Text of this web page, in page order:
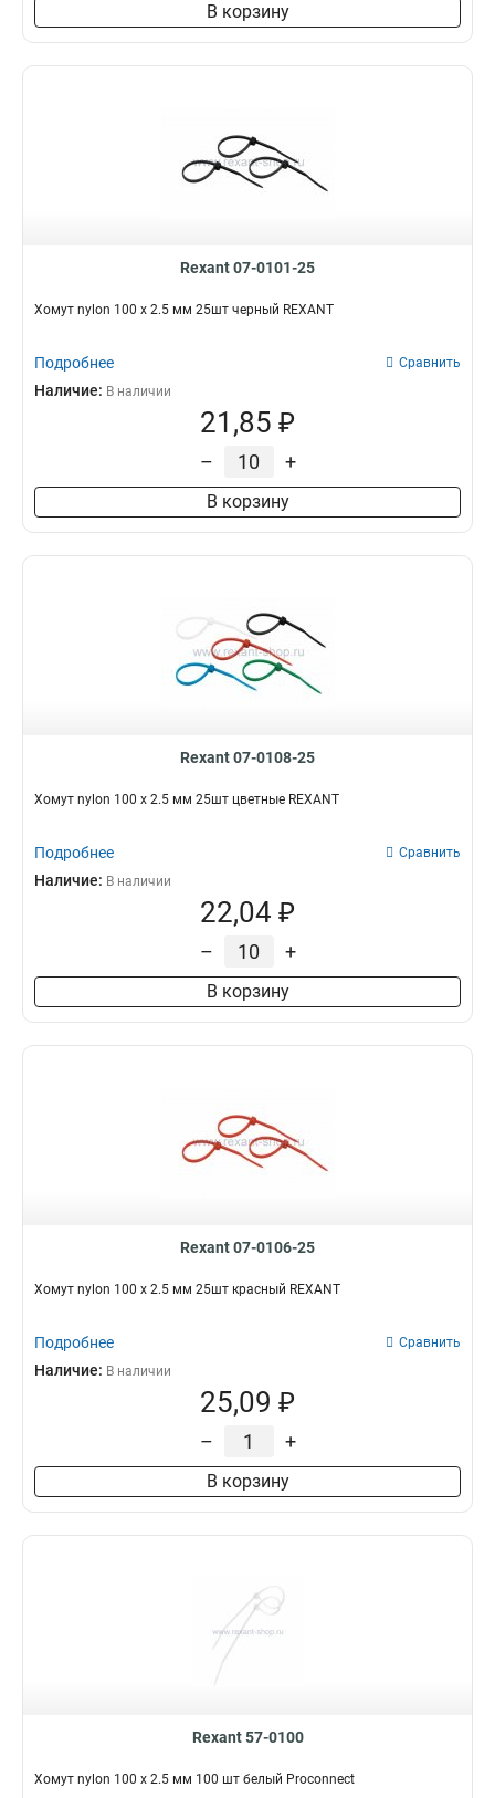
В корзину
Rexant 07-0101-25
Хомут nylon 100 х 2.5 мм 25шт черный REXANT
Подробнее Сравнить
Наличие: В наличии
21,85 ₽
– +
В корзину
Rexant 07-0108-25
Хомут nylon 100 х 2.5 мм 25шт цветные REXANT
Подробнее Сравнить
Наличие: В наличии
22,04 ₽
– +
В корзину
Rexant 07-0106-25
Хомут nylon 100 х 2.5 мм 25шт красный REXANT
Подробнее Сравнить
Наличие: В наличии
25,09 ₽
– +
В корзину
Rexant 57-0100
Хомут nylon 100 х 2.5 мм 100 шт белый Proconnect